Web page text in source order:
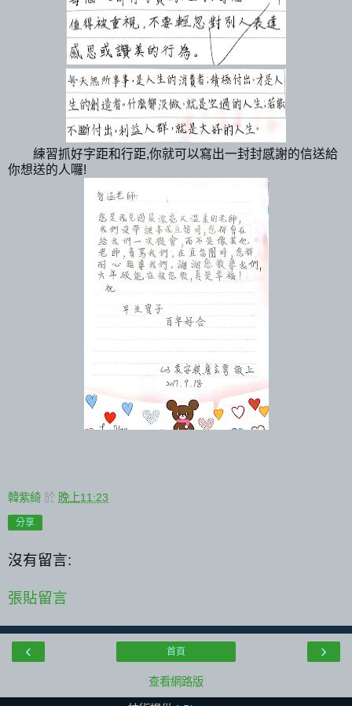
練習抓好字距和行距,你就可以寫出一封封感謝的信送給
你想送的人囉!
韓紫綺 於 晚上11:23
分享
沒有留言:
張貼留言
‹ ›
首頁
查看網路版